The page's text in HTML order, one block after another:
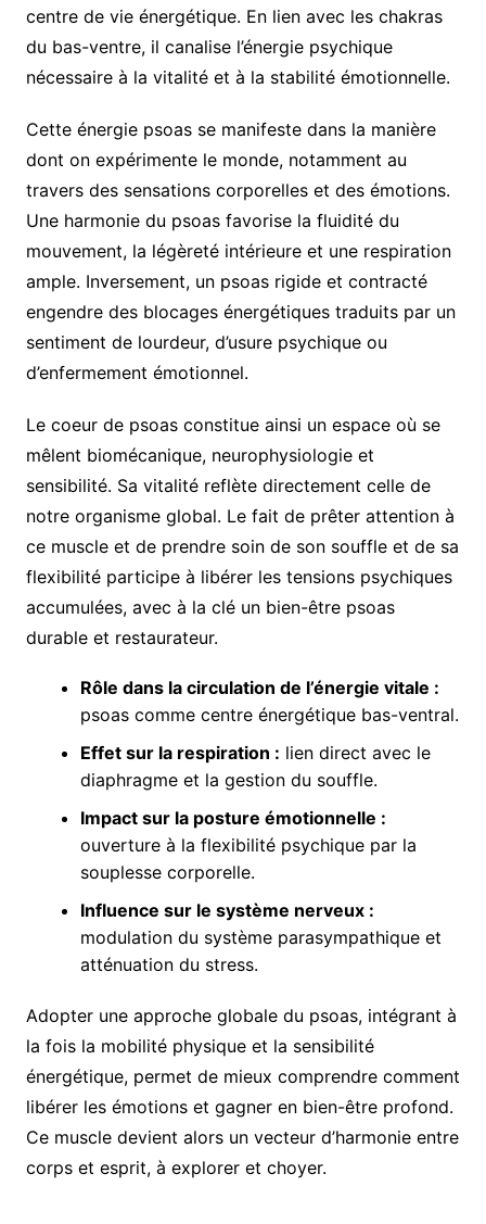
centre de vie énergétique. En lien avec les chakras
du bas-ventre, il canalise l’énergie psychique
nécessaire à la vitalité et à la stabilité émotionnelle.
Cette énergie psoas se manifeste dans la manière
dont on expérimente le monde, notamment au
travers des sensations corporelles et des émotions.
Une harmonie du psoas favorise la fluidité du
mouvement, la légèreté intérieure et une respiration
ample. Inversement, un psoas rigide et contracté
engendre des blocages énergétiques traduits par un
sentiment de lourdeur, d’usure psychique ou
d’enfermement émotionnel.
Le coeur de psoas constitue ainsi un espace où se
mêlent biomécanique, neurophysiologie et
sensibilité. Sa vitalité reflète directement celle de
notre organisme global. Le fait de prêter attention à
ce muscle et de prendre soin de son souffle et de sa
flexibilité participe à libérer les tensions psychiques
accumulées, avec à la clé un bien-être psoas
durable et restaurateur.
Rôle dans la circulation de l’énergie vitale :
psoas comme centre énergétique bas-ventral.
Effet sur la respiration : lien direct avec le
diaphragme et la gestion du souffle.
Impact sur la posture émotionnelle :
ouverture à la flexibilité psychique par la
souplesse corporelle.
Influence sur le système nerveux :
modulation du système parasympathique et
atténuation du stress.
Adopter une approche globale du psoas, intégrant à
la fois la mobilité physique et la sensibilité
énergétique, permet de mieux comprendre comment
libérer les émotions et gagner en bien-être profond.
Ce muscle devient alors un vecteur d’harmonie entre
corps et esprit, à explorer et choyer.